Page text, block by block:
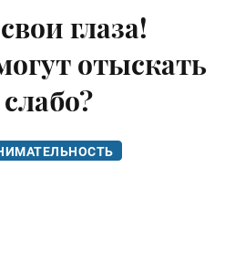
глаза!
отыскать